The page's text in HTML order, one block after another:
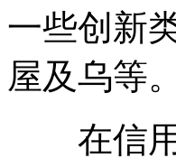
一些创新
屋及乌等。
在信用